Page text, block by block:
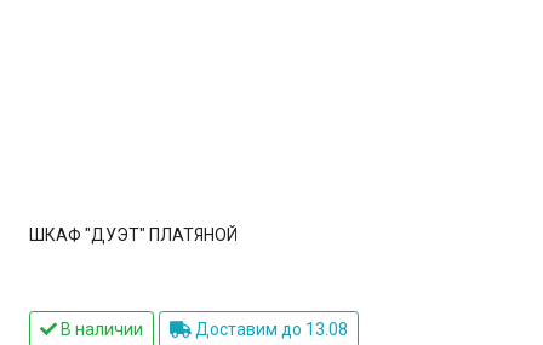
ШКАФ "ДУЭТ" ПЛАТЯНОЙ
В наличии
Доставим до 13.08